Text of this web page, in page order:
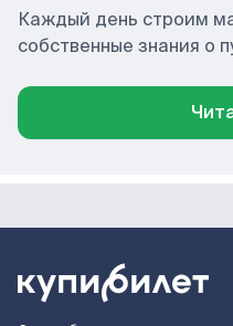
Каждый день строим
собственные знания о